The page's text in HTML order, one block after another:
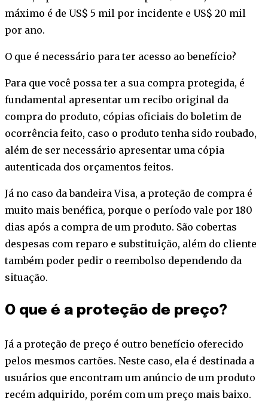
máximo é de US$ 5 mil por incidente e US$ 20 mil
por ano.
O que é necessário para ter acesso ao benefício?
Para que você possa ter a sua compra protegida, é
fundamental apresentar um recibo original da
compra do produto, cópias oficiais do boletim de
ocorrência feito, caso o produto tenha sido roubado,
além de ser necessário apresentar uma cópia
autenticada dos orçamentos feitos.
Já no caso da bandeira Visa, a proteção de compra é
muito mais benéfica, porque o período vale por 180
dias após a compra de um produto. São cobertas
despesas com reparo e substituição, além do cliente
também poder pedir o reembolso dependendo da
situação.
O que é a proteção de preço?
Já a proteção de preço é outro benefício oferecido
pelos mesmos cartões. Neste caso, ela é destinada a
usuários que encontram um anúncio de um produto
recém adquirido, porém com um preço mais baixo.